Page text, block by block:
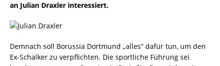
an Julian Draxler interessiert.
Demnach soll Borussia Dortmund „alles“ dafür tun, um den
Ex-Schalker zu verpflichten. Die sportliche Führung sei